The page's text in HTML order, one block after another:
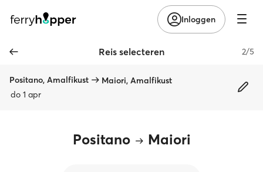
Inloggen
Reis selecteren 2/5
Positano, Amalfikust
Maiori, Amalfikust
do 1 apr
Positano Maiori